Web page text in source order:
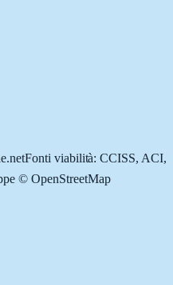
Fonti viabilità: CCISS, ACI,
© OpenStreetMap